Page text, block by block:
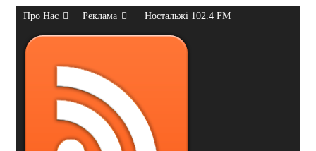
Про Нас Реклама Ностальжі 102.4 FM